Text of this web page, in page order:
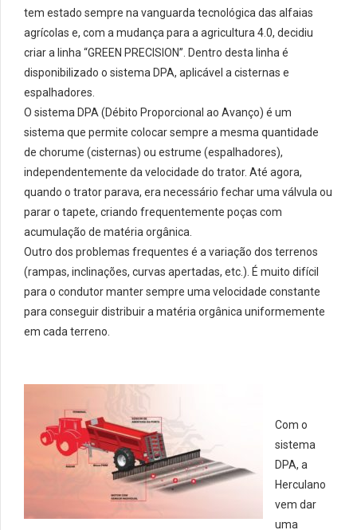
tem estado sempre na vanguarda tecnológica das alfaias
agrícolas e, com a mudança para a agricultura 4.0, decidiu
criar a linha “GREEN PRECISION”. Dentro desta linha é
disponibilizado o sistema DPA, aplicável a cisternas e
espalhadores.
O sistema DPA (Débito Proporcional ao Avanço) é um
sistema que permite colocar sempre a mesma quantidade
de chorume (cisternas) ou estrume (espalhadores),
independentemente da velocidade do trator. Até agora,
quando o trator parava, era necessário fechar uma válvula ou
parar o tapete, criando frequentemente poças com
acumulação de matéria orgânica.
Outro dos problemas frequentes é a variação dos terrenos
(rampas, inclinações, curvas apertadas, etc.). É muito difícil
para o condutor manter sempre uma velocidade constante
para conseguir distribuir a matéria orgânica uniformemente
em cada terreno.
Com o
sistema
DPA, a
Herculano
vem dar
uma